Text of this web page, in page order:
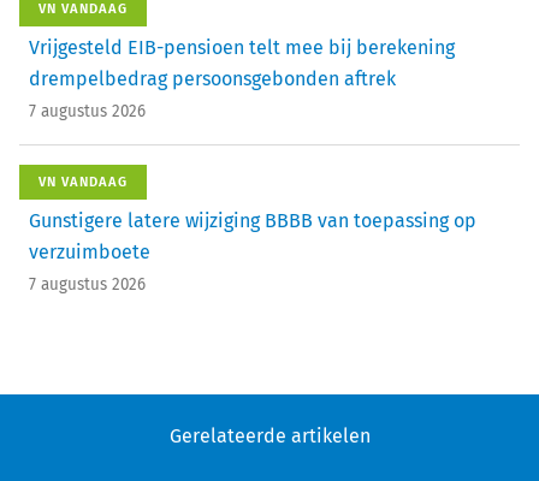
VN VANDAAG
Vrijgesteld EIB-pensioen telt mee bij berekening
drempelbedrag persoonsgebonden aftrek
7 augustus 2026
VN VANDAAG
Gunstigere latere wijziging BBBB van toepassing op
verzuimboete
7 augustus 2026
Gerelateerde artikelen